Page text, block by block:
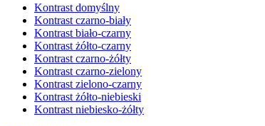
Kontrast domyślny
Kontrast czarno-biały
Kontrast biało-czarny
Kontrast żółto-czarny
Kontrast czarno-żółty
Kontrast czarno-zielony
Kontrast zielono-czarny
Kontrast żółto-niebieski
Kontrast niebiesko-żółty